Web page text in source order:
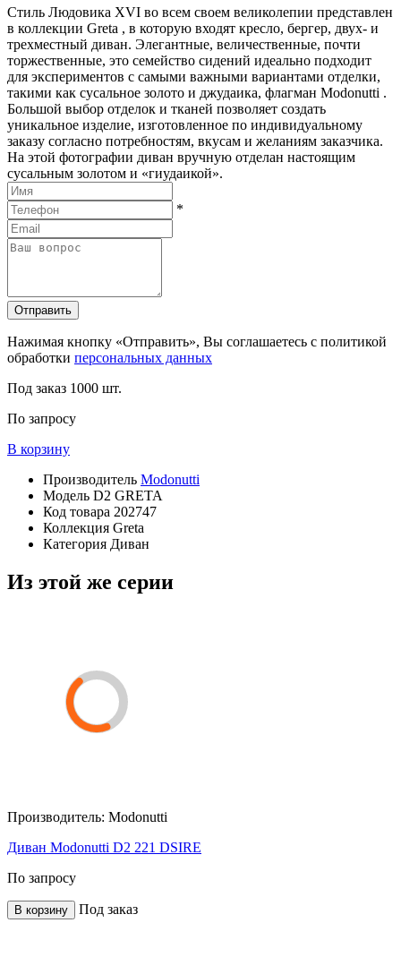
Стиль Людовика XVI во всем своем великолепии представлен
в коллекции Greta , в которую входят кресло, бергер, двух- и
трехместный диван. Элегантные, величественные, почти
торжественные, это семейство сидений идеально подходит
для экспериментов с самыми важными вариантами отделки,
такими как сусальное золото и джудаика, флагман Modonutti .
Большой выбор отделок и тканей позволяет создать
уникальное изделие, изготовленное по индивидуальному
заказу согласно потребностям, вкусам и желаниям заказчика.
На этой фотографии диван вручную отделан настоящим
сусальным золотом и «гиудаикой».
*
Отправить
Нажимая кнопку «Отправить», Вы соглашаетесь с политикой
обработки персональных данных
Под заказ 1000 шт.
По запросу
В корзину
Производитель Modonutti
Модель D2 GRETA
Код товара 202747
Коллекция Greta
Категория Диван
Из этой же серии
Производитель: Modonutti
Диван Modonutti D2 221 DSIRE
По запросу
В корзину Под заказ